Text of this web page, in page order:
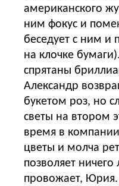
американского
ним фокус и
беседует с ним и
на клочке
спрятаны
Александр
букетом роз, но
светы на втором
время в
цветы и молча
позволяет
провожает,